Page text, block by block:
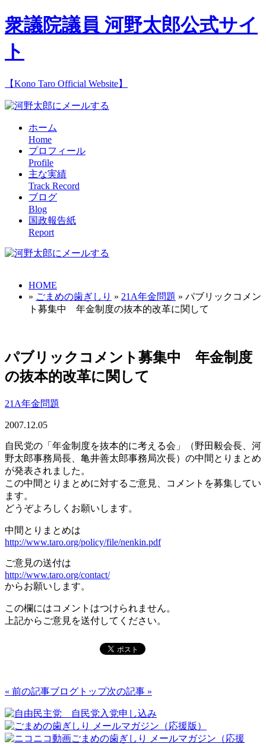
衆議院議員 河野太郎公式サイ
ト
【Kono Taro Official Website】
ホーム
Home
プロフィール
Profile
主な実績
Track Record
ブログ
Blog
国政報告紙
Report
HOME
» ごまめの歯ぎしり » 21A年金問題 » パブリックコメン
ト募集中 年金制度の抜本的改革に関して
パブリックコメント募集中 年金制度
の抜本的改革に関して
21A年金問題
2007.12.05
自民党の「年金制度を抜本的に考える会」（野田毅会長、河
野太郎事務局長、亀井善太郎事務局次長）の中間とりまとめ
が発表されました。
この中間とりまとめに対するご意見、コメントを募集してい
ます。
どうぞよろしくお願いします。
中間とりまとめは
http://www.taro.org/policy/file/nenkin.pdf
ご意見の送付は
http://www.taro.org/contact/
からお願いします。
この欄にはコメントはつけられません。
上記からご意見を送付してください。
« 前の記事ブログトップ次の記事 »